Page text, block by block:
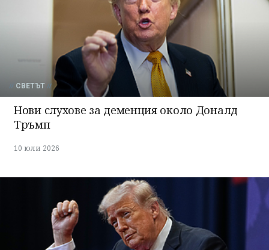
СВЕТЪТ
Нови слухове за деменция около Доналд
Тръмп
10 юли 2026